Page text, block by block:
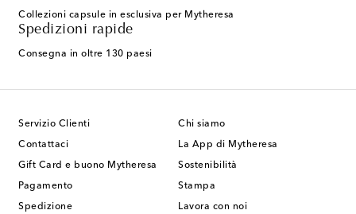
Collezioni capsule in esclusiva per Mytheresa
Spedizioni rapide
Consegna in oltre 130 paesi
Servizio Clienti
Contattaci
Gift Card e buono Mytheresa
Pagamento
Spedizione
Chi siamo
La App di Mytheresa
Sostenibilità
Stampa
Lavora con noi